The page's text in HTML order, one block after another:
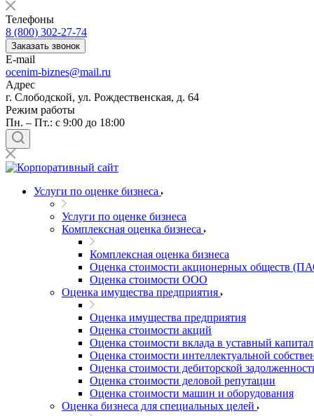
Телефоны
8 (800) 302-27-74
Заказать звонок
E-mail
ocenim-biznes@mail.ru
Адрес
г. Слободской, ул. Рождественская, д. 64
Режим работы
Пн. – Пт.: с 9:00 до 18:00
Услуги по оценке бизнеса
Услуги по оценке бизнеса
Комплексная оценка бизнеса
Комплексная оценка бизнеса
Оценка стоимости акционерных обществ
Оценка стоимости ООО
Оценка имущества предприятия
Оценка имущества предприятия
Оценка стоимости акций
Оценка стоимости вклада в уставный капитал
Оценка стоимости интеллектуальной
Оценка стоимости дебиторской
Оценка стоимости деловой репутации
Оценка стоимости машин и оборудования
Оценка бизнеса для специальных целей
Белая Калитва
Березники
Бийск
Биробиджан
Бирск
Благовещенск
Благодарный
Богородицк
Боготол
Большой Камень
Бор